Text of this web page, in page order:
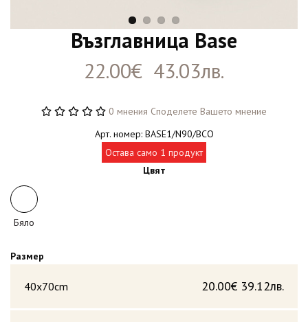
Възглавница Base
22.00€ 43.03лв.
0 мнения Споделете Вашето мнение
Арт. номер: BASE1/N90/BCO
Остава само 1 продукт
Цвят
Бяло
Размер
40x70cm 39.12лв.
20.00€